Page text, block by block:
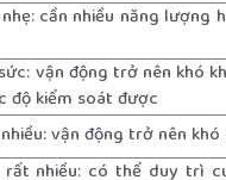
cần nhiều năng lượng
vận động trở nên khó
độ kiểm soát được
vận động trở nên
rất nhiều: có thể duy trì